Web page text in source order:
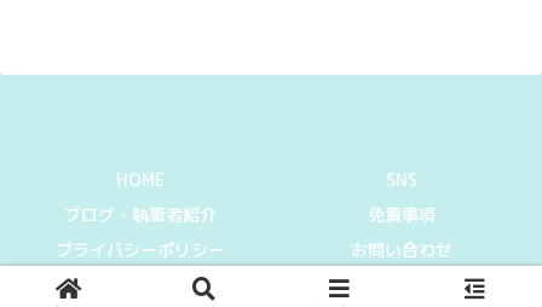
HOME
SNS
ブログ・執筆者紹介
免責事項
プライバシーポリシー
お問い合わせ
© 2021-2026 Can I get information.